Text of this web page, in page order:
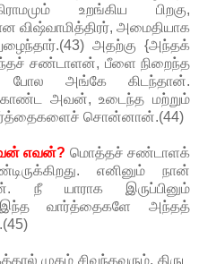
உறங்கிய பிறகு,
விஷ்வாமித்திரர், அமைதியாக
அதற்கு {அந்தக்
சண்டாளன், பீளை நிறைந்த
போல அங்கே கிடந்தான்.
கொண்ட அவன், உடைந்த மற்றும்
சொன்னான்.(44)
எவன்? மொத்தச் சண்டாளக்
எனினும் நான்
நீ யாராக இருப்பினும்
வார்த்தைகளே அந்தத்
முகம் சிவந்தவரும், திருட